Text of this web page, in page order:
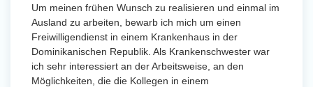
Um meinen frühen Wunsch zu realisieren und einmal im
Ausland zu arbeiten, bewarb ich mich um einen
Freiwilligendienst in einem Krankenhaus in der
Dominikanischen Republik. Als Krankenschwester war
ich sehr interessiert an der Arbeitsweise, an den
Möglichkeiten, die die Kollegen in einem